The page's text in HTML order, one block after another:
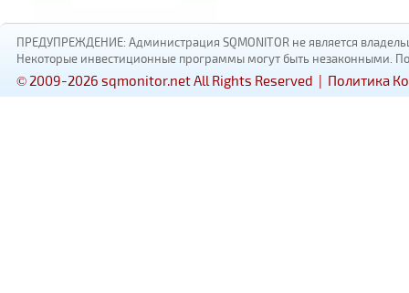
ПРЕДУПРЕЖДЕНИЕ: Администрация SQMONITOR не является
Некоторые инвестиционные программы могут быть незаконными.
© 2009-2026 sqmonitor.net All Rights Reserved | Политика